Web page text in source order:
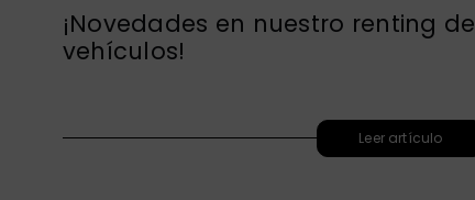
¡Novedades en nuestro renting de
vehículos!
Leer artículo